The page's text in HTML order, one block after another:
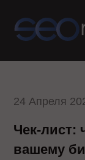
24 Апреля
Чек-лист:
вашему